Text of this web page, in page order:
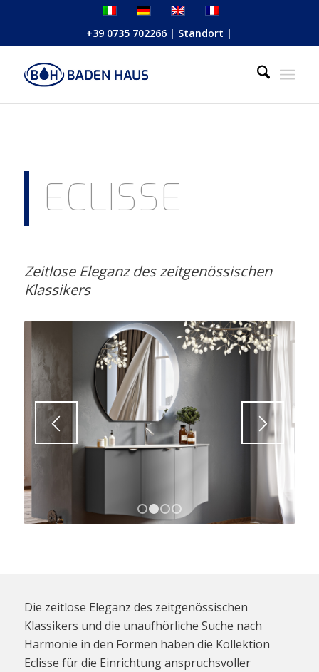
+39 0735 702266 | Standort |
ECLISSE
Zeitlose Eleganz des zeitgenössischen
Klassikers
1 2 3 4
Die zeitlose Eleganz des zeitgenössischen
Klassikers und die unaufhörliche Suche nach
Harmonie in den Formen haben die Kollektion
Eclisse für die Einrichtung anspruchsvoller